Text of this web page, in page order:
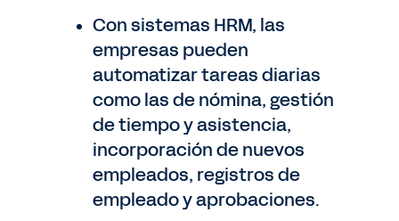
Con sistemas HRM, las
empresas pueden
automatizar tareas diarias
como las de nómina, gestión
de tiempo y asistencia,
incorporación de nuevos
empleados, registros de
empleado y aprobaciones.